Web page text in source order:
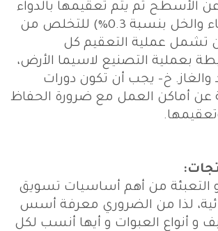
عن الأسطح ثم يتم تعقيمها بالدواء
المعقم (أو الماء والخل بنسبة 0.3%) للتخلص من
تشمل عملية التعقيم كل
بعملية التصنيع لاسيما الأرض،
والغاز. خ‌- يجب أن تكون دورات
عن أماكن العمل مع ضرورة الحفاظ
و التعبئة من أهم أساسيات تسويق
لذا من الضروري معرفة أسس
و أنواع العبوات و أيها أنسب لكل